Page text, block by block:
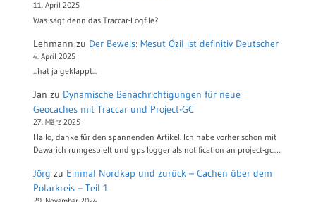
11. April 2025
Was sagt denn das Traccar-Logfile?
Lehmann zu Der Beweis: Mesut Özil ist definitiv Deutscher
4. April 2025
...hat ja geklappt...
Jan zu Dynamische Benachrichtigungen für neue
Geocaches mit Traccar und Project-GC
27. März 2025
Hallo, danke für den spannenden Artikel. Ich habe vorher schon mit
Dawarich rumgespielt und gps logger als notification an project-gc.…
Jörg zu Einmal Nordkap und zurück – Cachen über dem
Polarkreis – Teil 1